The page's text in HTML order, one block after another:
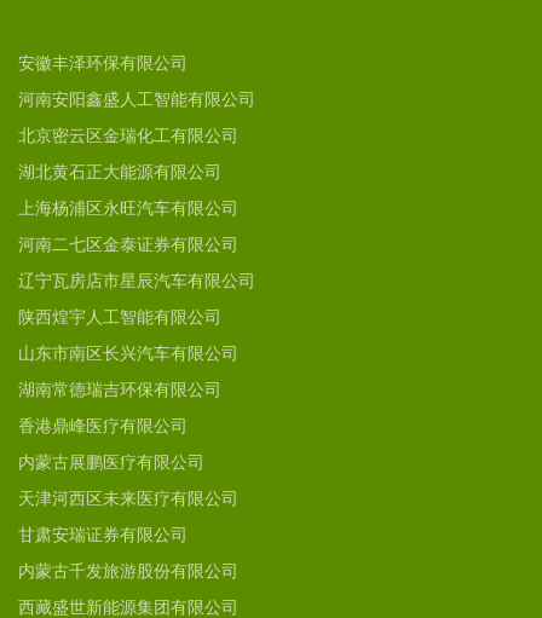
安徽丰泽环保有限公司
河南安阳鑫盛人工智能有限公司
北京密云区金瑞化工有限公司
湖北黄石正大能源有限公司
上海杨浦区永旺汽车有限公司
河南二七区金泰证券有限公司
辽宁瓦房店市星辰汽车有限公司
陕西煌宇人工智能有限公司
山东市南区长兴汽车有限公司
湖南常德瑞吉环保有限公司
香港鼎峰医疗有限公司
内蒙古展鹏医疗有限公司
天津河西区未来医疗有限公司
甘肃安瑞证券有限公司
内蒙古千发旅游股份有限公司
西藏盛世新能源集团有限公司